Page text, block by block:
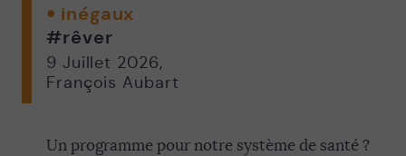
inégaux
#rêver
9 Juillet 2026,
François Aubart
Un programme pour notre système de santé ?